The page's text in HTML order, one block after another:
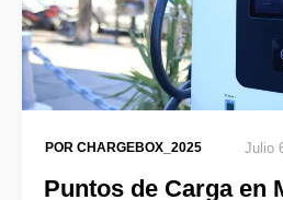
POR CHARGEBOX_2025 Julio
Puntos de Carga en